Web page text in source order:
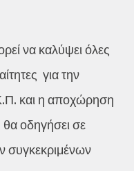
να καλύψει όλες
για την
και η αποχώρηση
οδηγήσει σε
συγκεκριμένων